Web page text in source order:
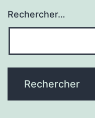
Rechercher…